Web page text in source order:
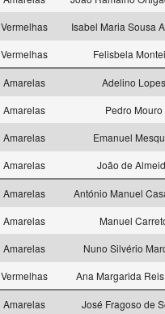
Vermelhas
Isabel Maria Sousa
Vermelhas Felisbela
Amarelas
Adelino Lopes
Amarelas
Pedro Mouro
Amarelas
Emanuel
Amarelas João de
Amarelas
António Manuel
Amarelas
Manuel
Amarelas
Nuno Silvério
Vermelhas Ana Margarida
Amarelas
José Fragoso de